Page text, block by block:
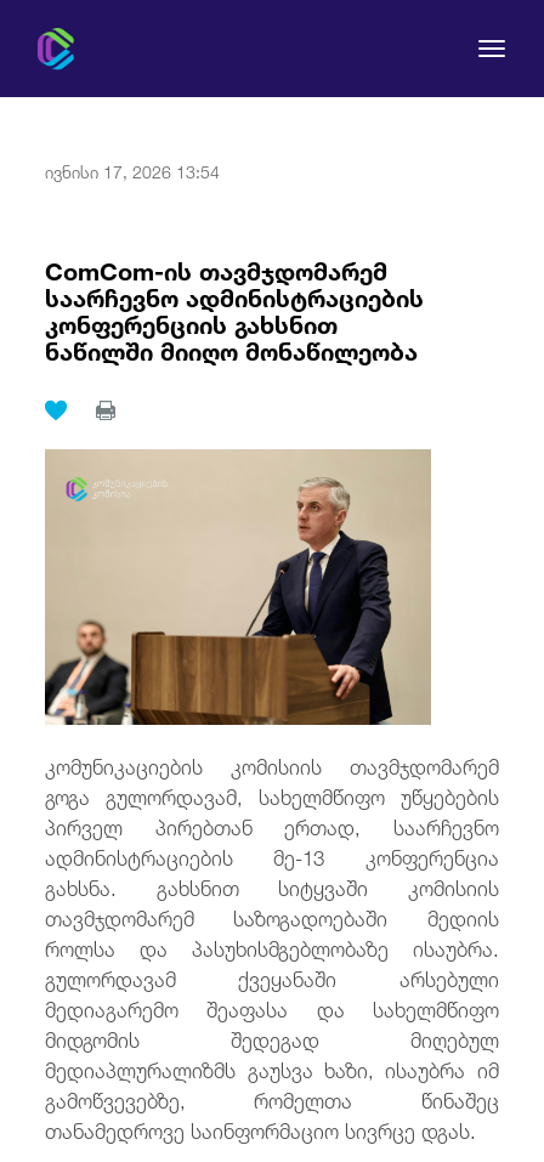
მომხმარებლის უფლებები
რეგულირება
fb in
ივნისი 17, 2026 13:54
ComCom-ის თავმჯდომარემ
საარჩევნო ადმინისტრაციების
კონფერენციის გახსნით
ნაწილში მიიღო მონაწილეობა
კომუნიკაციების კომისიის თავმჯდომარემ
გოგა გულორდავამ, სახელმწიფო უწყებების
პირველ პირებთან ერთად, საარჩევნო
ადმინისტრაციების მე-13 კონფერენცია
გახსნა. გახსნით სიტყვაში კომისიის
თავმჯდომარემ საზოგადოებაში მედიის
როლსა და პასუხისმგებლობაზე ისაუბრა.
გულორდავამ ქვეყანაში არსებული
მედიაგარემო შეაფასა და სახელმწიფო
მიდგომის შედეგად მიღებულ
მედიაპლურალიზმს გაუსვა ხაზი, ისაუბრა იმ
გამოწვევებზე, რომელთა წინაშეც
თანამედროვე საინფორმაციო სივრცე დგას.